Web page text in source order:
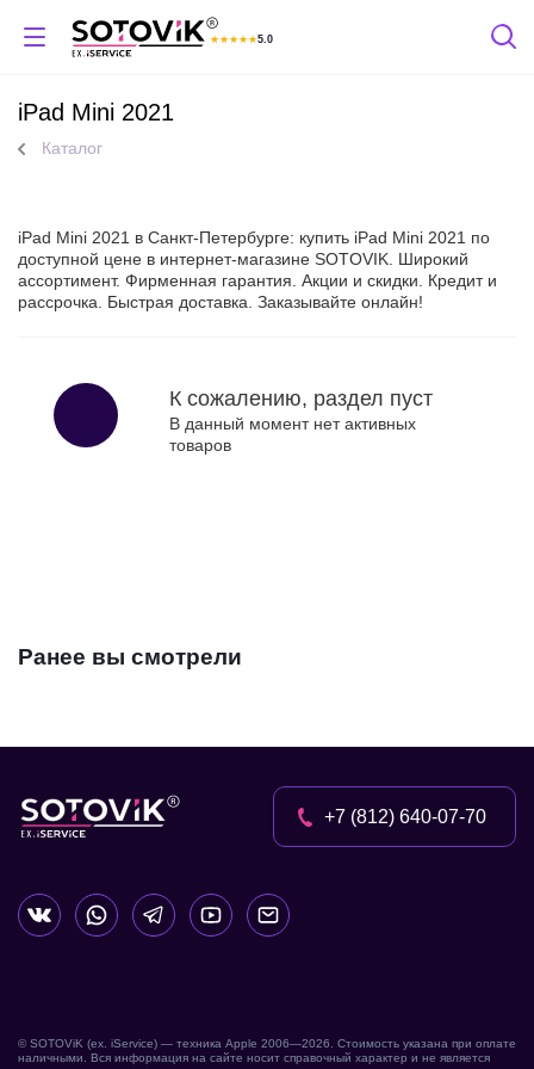
★ ★ ★ ★ ★5.0
Отзывы Яндекс
iPad Mini 2021
Каталог
iPad Mini 2021 в Санкт-Петербурге: купить iPad Mini 2021 по
доступной цене в интернет-магазине SOTOVIK. Широкий
ассортимент. Фирменная гарантия. Акции и скидки. Кредит и
рассрочка. Быстрая доставка. Заказывайте онлайн!
К сожалению, раздел пуст
В данный момент нет активных
товаров
Ранее вы смотрели
+7 (812) 640-07-70
© SOTOViK (ex. iService) — техника Apple 2006—2026. Стоимость указана при оплате
наличными. Вся информация на сайте носит справочный характер и не является